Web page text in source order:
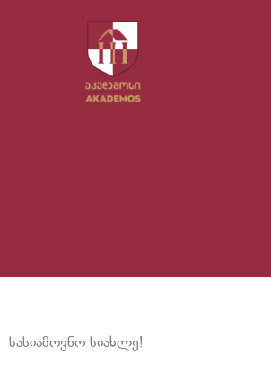
სასიამოვნო სიახლე!